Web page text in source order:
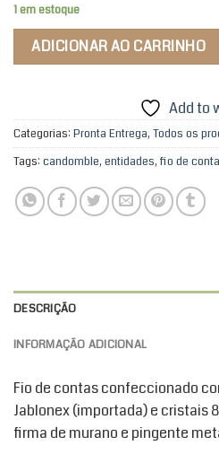
1 em estoque
ADICIONAR AO CARRINHO
Add to
Categorias: Pronta Entrega, Todos os
Tags: candomble, entidades, fio de
DESCRIÇÃO
INFORMAÇÃO ADICIONAL
Fio de contas confeccionado
Jablonex (importada) e cristais
firma de murano e pingente